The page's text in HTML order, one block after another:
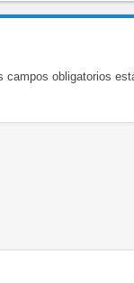
campos obligatorios